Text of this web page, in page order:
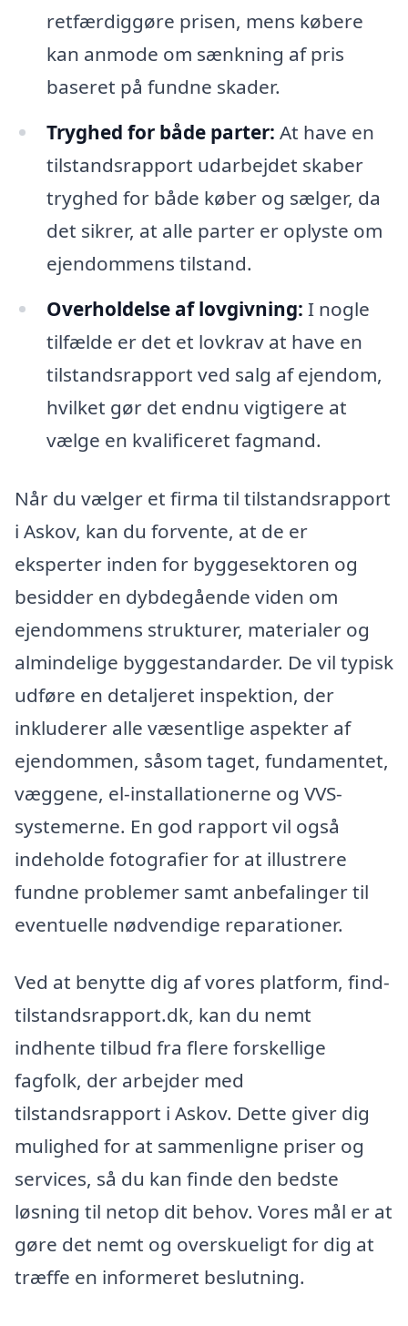
retfærdiggøre prisen, mens købere
kan anmode om sænkning af pris
baseret på fundne skader.
Tryghed for både parter: At have en
tilstandsrapport udarbejdet skaber
tryghed for både køber og sælger, da
det sikrer, at alle parter er oplyste om
ejendommens tilstand.
Overholdelse af lovgivning: I nogle
tilfælde er det et lovkrav at have en
tilstandsrapport ved salg af ejendom,
hvilket gør det endnu vigtigere at
vælge en kvalificeret fagmand.
Når du vælger et firma til tilstandsrapport
i Askov, kan du forvente, at de er
eksperter inden for byggesektoren og
besidder en dybdegående viden om
ejendommens strukturer, materialer og
almindelige byggestandarder. De vil typisk
udføre en detaljeret inspektion, der
inkluderer alle væsentlige aspekter af
ejendommen, såsom taget, fundamentet,
væggene, el-installationerne og VVS-
systemerne. En god rapport vil også
indeholde fotografier for at illustrere
fundne problemer samt anbefalinger til
eventuelle nødvendige reparationer.
Ved at benytte dig af vores platform, find-
tilstandsrapport.dk, kan du nemt
indhente tilbud fra flere forskellige
fagfolk, der arbejder med
tilstandsrapport i Askov. Dette giver dig
mulighed for at sammenligne priser og
services, så du kan finde den bedste
løsning til netop dit behov. Vores mål er at
gøre det nemt og overskueligt for dig at
træffe en informeret beslutning.